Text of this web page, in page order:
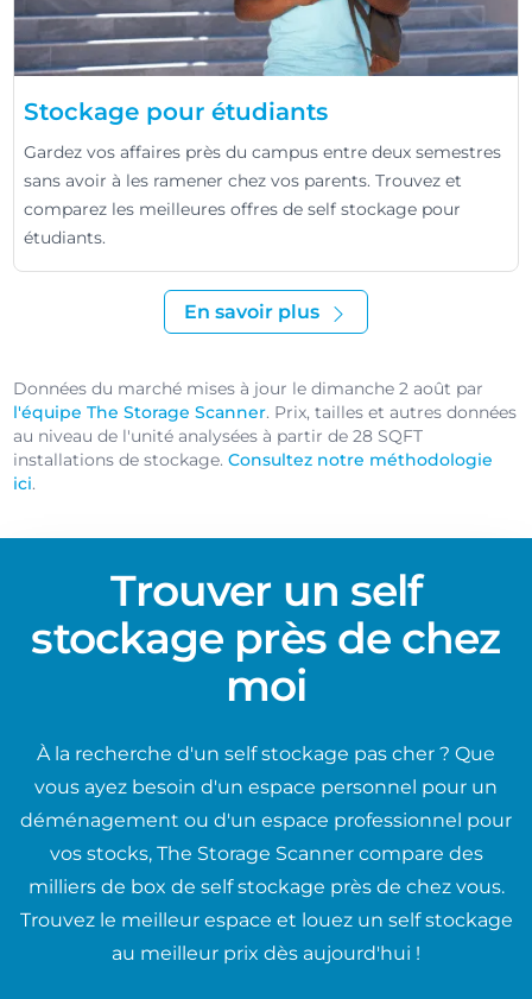
Stockage pour étudiants
Gardez vos affaires près du campus entre deux semestres
sans avoir à les ramener chez vos parents. Trouvez et
comparez les meilleures offres de self stockage pour
étudiants.
En savoir plus
Données du marché mises à jour le dimanche 2 août par
l'équipe The Storage Scanner. Prix, tailles et autres données
au niveau de l'unité analysées à partir de 28 SQFT
installations de stockage.Consultez notre méthodologie
ici.
Trouver un self
stockage près de chez
moi
À la recherche d'un self stockage pas cher ? Que
vous ayez besoin d'un espace personnel pour un
déménagement ou d'un espace professionnel pour
vos stocks, The Storage Scanner compare des
milliers de box de self stockage près de chez vous.
Trouvez le meilleur espace et louez un self stockage
au meilleur prix dès aujourd'hui !